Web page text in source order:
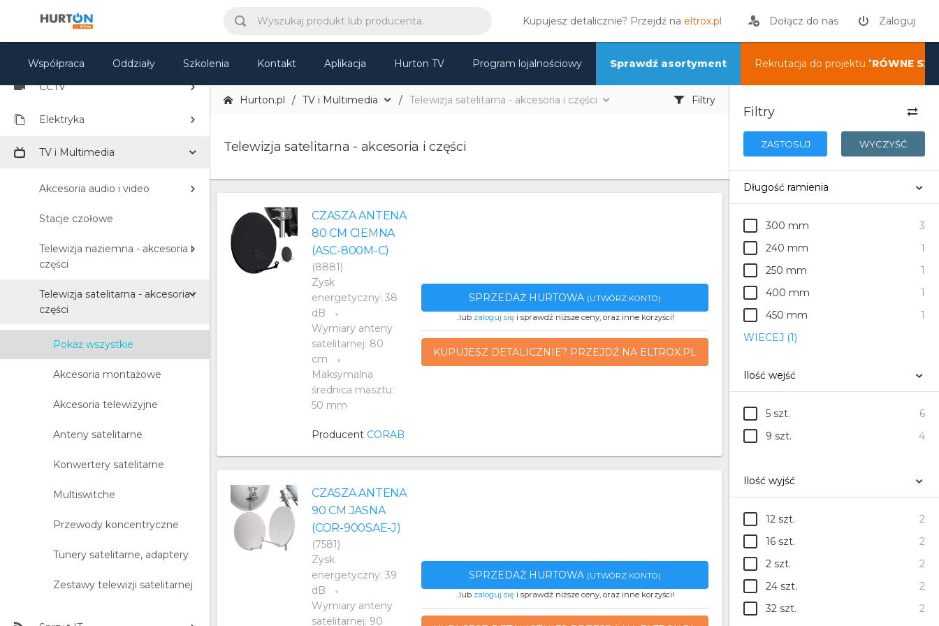
Kupujesz detalicznie? Przejdź na eltrox.pl Dołącz do nas Zaloguj
Współpraca Oddziały Szkolenia Kontakt Aplikacja Hurton TV Program lojalnościowy Sprawdź asortyment Rekrutacja do projektu "RÓWNE
CCTV
Elektryka
TV i Multimedia
Akcesoria audio i video
Stacje czołowe
Telewizja naziemna - akcesoria i
części
Telewizja satelitarna - akcesoria i
części
Pokaż wszystkie
Akcesoria montażowe
Akcesoria telewizyjne
Anteny satelitarne
Konwertery satelitarne
Multiswitche
Przewody koncentryczne
Tunery satelitarne, adaptery
Zestawy telewizji satelitarnej
Hurton.pl TV i Multimedia Telewizja satelitarna - akcesoria i części Filtry
Telewizja satelitarna - akcesoria i części
CZASZA ANTENA
80 CM CIEMNA
(ASC-800M-C)
(8881)
Zysk
energetyczny: 38
dB
Wymiary anteny
satelitarnej: 80
cm
Maksymalna
średnica masztu:
50 mm
Producent CORAB
SPRZEDAŻ HURTOWA (UTWÓRZ KONTO)
..lub zaloguj sięi sprawdź niższe ceny, oraz inne korzyści!
KUPUJESZ DETALICZNIE? PRZEJDŹ NA ELTROX.PL
CZASZA ANTENA
90 CM JASNA
(COR-900SAE-J)
(7581)
Zysk
energetyczny: 39
dB
Wymiary anteny
satelitarnej: 90
SPRZEDAŻ HURTOWA (UTWÓRZ KONTO)
..lub zaloguj sięi sprawdź niższe ceny, oraz inne korzyści!
Filtry
ZASTOSUJ WYCZYŚĆ
Długość ramienia
300 mm
3
240 mm
1
250 mm
1
400 mm
1
450 mm
1
WIECEJ (1)
Ilość wejść
5 szt.
6
9 szt.
4
Ilość wyjść
12 szt.
2
16 szt.
2
2 szt.
2
24 szt.
2
32 szt.
2